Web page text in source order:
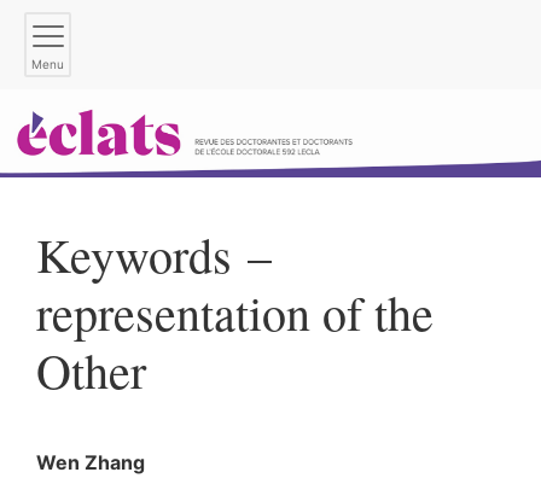
Menu
Keywords –
representation of the
Other
Wen Zhang